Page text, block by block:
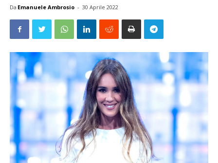
Da Emanuele Ambrosio - 30 Aprile 2022